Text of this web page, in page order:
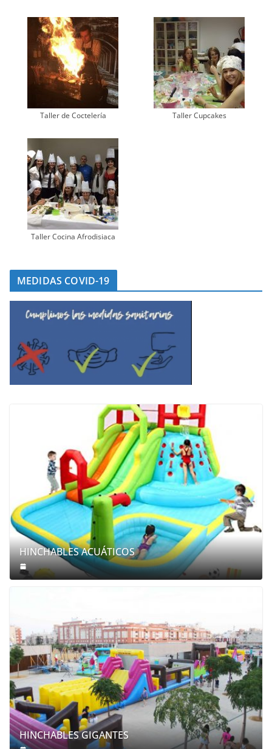
Taller de Coctelería Taller Cupcakes
Taller Cocina Afrodisiaca
MEDIDAS COVID-19
HINCHABLES ACUÁTICOS
HINCHABLES GIGANTES